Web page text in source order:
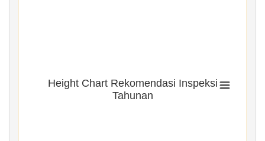
Height Chart Rekomendasi Inspeksi
Tahunan